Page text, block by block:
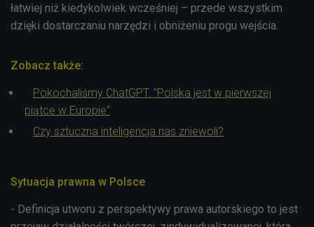
łatwiej niż kiedykolwiek wcześniej – przede wszystkim
dzięki dostarczaniu narzędzi i obniżeniu progu wejścia.
Zobacz także:
Pokochaliśmy ChatGPT. "Polska jest w pierwszej
piątce w Europie"
Czy sztuczna inteligencja nas zniewoli?
Sytuacja prawna w Polsce
- Definicja utworu z perspektywy prawa autorskiego to jest